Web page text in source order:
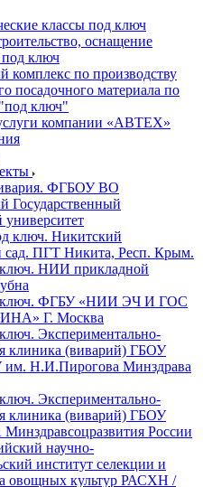
классы под ключ
оснащение
ключ
комплекс по производству
посадочного материала по
ключ"
компании «АВТЕХ»
ФГБОУ ВО
Государственный
ключ. Никитский
сад. ПГТ Никита, Респ. Крым.
НИИ прикладной
ключ. ФГБУ «НИИ ЭЧ И ГОС
Г. Москва
Экспериментально-
клиника (виварий) ГБОУ
Н.И.Пирогова Минздрава
Экспериментально-
клиника (виварий) ГБОУ
России
научно-
институт селекции и
овощных культур РАСХН /